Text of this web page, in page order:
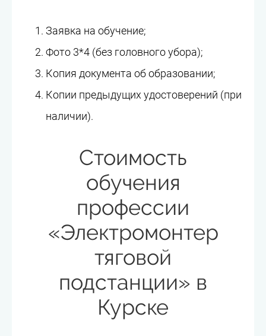
Заявка на обучение;
Фото 3*4 (без головного убора);
Копия документа об образовании;
Копии предыдущих удостоверений (при
наличии).
Стоимость
обучения
профессии
«Электромонтер
тяговой
подстанции» в
Курске